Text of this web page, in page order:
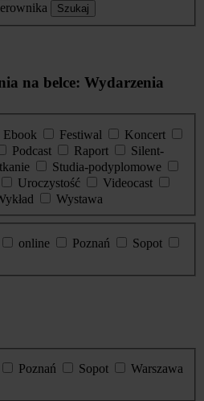
Szukaj
na belce: Wydarzenia
Ebook Festiwal
Koncert
Podcast Raport
Silent-
Studia-podyplomowe
Uroczystość
Videocast
Wystawa
online Poznań
Sopot
Poznań Sopot
Warszawa